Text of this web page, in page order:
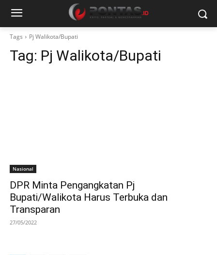
Tags Pj Walikota/Bupati
Tag: Pj Walikota/Bupati
Nasional
DPR Minta Pengangkatan Pj
Bupati/Walikota Harus Terbuka dan
Transparan
27/05/2022